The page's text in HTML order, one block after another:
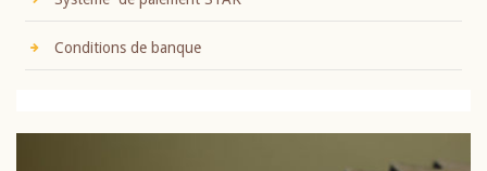
Conditions de banque